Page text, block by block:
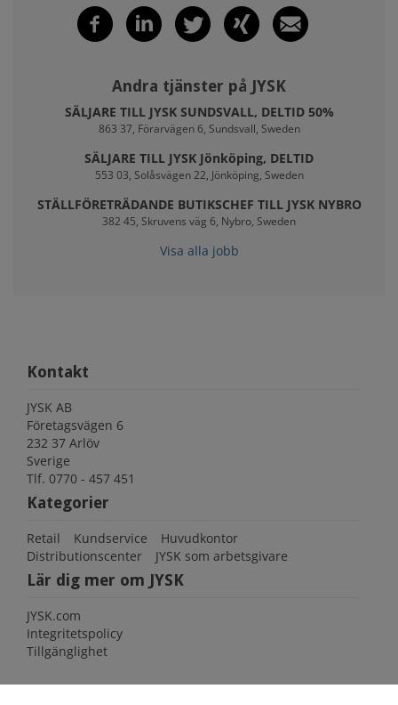
Andra tjänster på JYSK
SÄLJARE TILL JYSK SUNDSVALL, DELTID 50%
863 37, Förarvägen 6, Sundsvall, Sweden
SÄLJARE TILL JYSK Jönköping, DELTID
553 03, Solåsvägen 22, Jönköping, Sweden
STÄLLFÖRETRÄDANDE BUTIKSCHEF TILL JYSK NYBRO
382 45, Skruvens väg 6, Nybro, Sweden
Visa alla jobb
Kontakt
JYSK AB
Företagsvägen 6
232 37 Arlöv
Sverige
Tlf. 0770 - 457 451
Kategorier
Retail Kundservice
Huvudkontor
Distributionscenter
JYSK som arbetsgivare
Lär dig mer om JYSK
JYSK.com
Integritetspolicy
Tillgänglighet